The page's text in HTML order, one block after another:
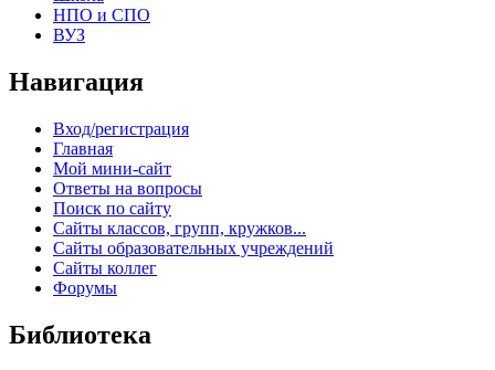
НПО и СПО
ВУЗ
Навигация
Вход/регистрация
Главная
Мой мини-сайт
Ответы на вопросы
Поиск по сайту
Сайты классов, групп, кружков...
Сайты образовательных учреждений
Сайты коллег
Форумы
Библиотека